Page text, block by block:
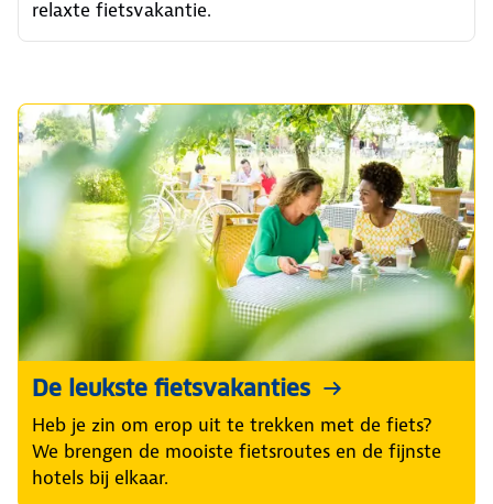
relaxte fietsvakantie.
De leukste fietsvakanties
Heb je zin om erop uit te trekken met de fiets?
We brengen de mooiste fietsroutes en de fijnste
hotels bij elkaar.